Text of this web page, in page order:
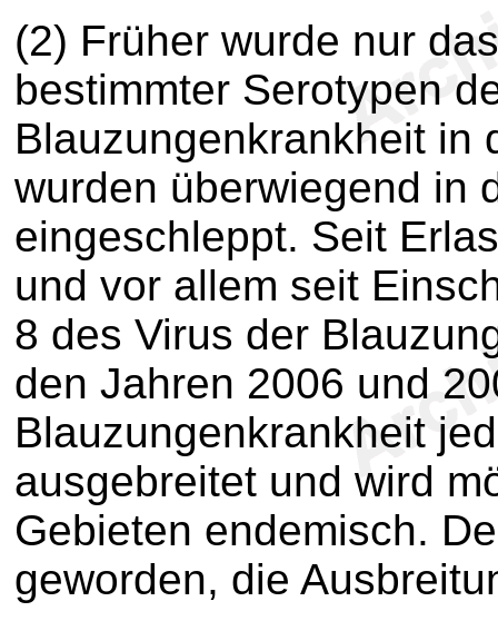
(2) Früher wurde nur
bestimmter Serotypen
Blauzungenkrankheit in
wurden überwiegend in
eingeschleppt. Seit
und vor allem seit
8 des Virus der
den Jahren 2006 und
Blauzungenkrankheit
ausgebreitet und wird
Gebieten endemisch.
geworden, die